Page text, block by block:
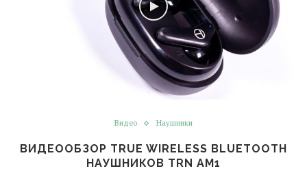
Видео Наушники
ВИДЕООБЗОР TRUE WIRELESS BLUETOOTH
НАУШНИКОВ TRN AM1